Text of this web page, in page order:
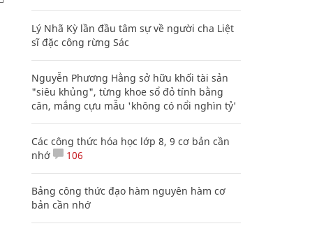
Lý Nhã Kỳ lần đầu tâm sự về người cha Liệt
sĩ đặc công rừng Sác
Nguyễn Phương Hằng sở hữu khối tài sản
"siêu khủng", từng khoe sổ đỏ tính bằng
cân, mắng cựu mẫu 'không có nổi nghìn tỷ'
Các công thức hóa học lớp 8, 9 cơ bản cần
nhớ
106
Bảng công thức đạo hàm nguyên hàm cơ
bản cần nhớ